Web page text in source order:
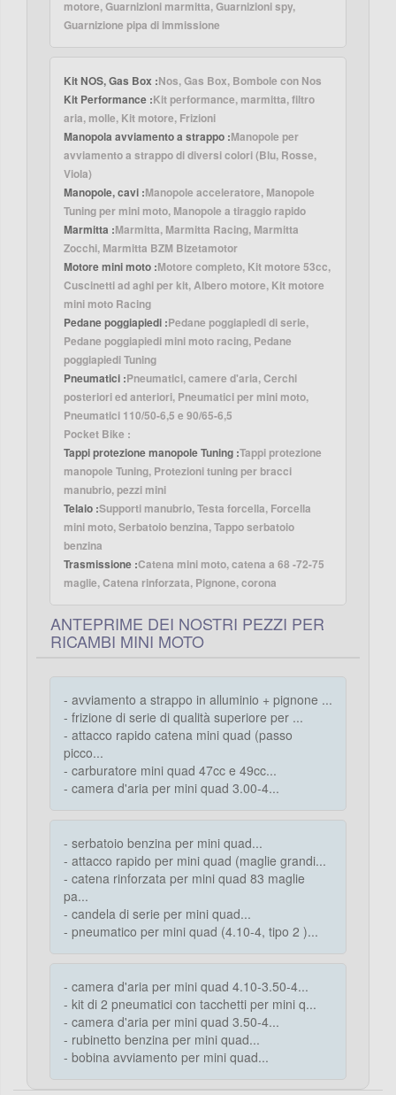
motore, Guarnizioni marmitta, Guarnizioni spy,
Guarnizione pipa di immissione
Kit NOS, Gas Box :Nos, Gas Box, Bombole con Nos
Kit Performance :Kit performance, marmitta, filtro
aria, molle, Kit motore, Frizioni
Manopola avviamento a strappo :Manopole per
avviamento a strappo di diversi colori (Blu, Rosse,
Viola)
Manopole, cavi :Manopole acceleratore, Manopole
Tuning per mini moto, Manopole a tiraggio rapido
Marmitta :Marmitta, Marmitta Racing, Marmitta
Zocchi, Marmitta BZM Bizetamotor
Motore mini moto :Motore completo, Kit motore 53cc,
Cuscinetti ad aghi per kit, Albero motore, Kit motore
mini moto Racing
Pedane poggiapiedi :Pedane poggiapiedi di serie,
Pedane poggiapiedi mini moto racing, Pedane
poggiapiedi Tuning
Pneumatici :Pneumatici, camere d'aria, Cerchi
posteriori ed anteriori, Pneumatici per mini moto,
Pneumatici 110/50-6,5 e 90/65-6,5
Pocket Bike :
Tappi protezione manopole Tuning :Tappi protezione
manopole Tuning, Protezioni tuning per bracci
manubrio, pezzi mini
Telaio :Supporti manubrio, Testa forcella, Forcella
mini moto, Serbatoio benzina, Tappo serbatoio
benzina
Trasmissione :Catena mini moto, catena a 68 -72-75
maglie, Catena rinforzata, Pignone, corona
ANTEPRIME DEI NOSTRI PEZZI PER
RICAMBI MINI MOTO
- avviamento a strappo in alluminio + pignone ...
- frizione di serie di qualità superiore per ...
- attacco rapido catena mini quad (passo
picco...
- carburatore mini quad 47cc e 49cc...
- camera d'aria per mini quad 3.00-4...
- serbatoio benzina per mini quad...
- attacco rapido per mini quad (maglie grandi...
- catena rinforzata per mini quad 83 maglie
pa...
- candela di serie per mini quad...
- pneumatico per mini quad (4.10-4, tipo 2 )...
- camera d'aria per mini quad 4.10-3.50-4...
- kit di 2 pneumatici con tacchetti per mini q...
- camera d'aria per mini quad 3.50-4...
- rubinetto benzina per mini quad...
- bobina avviamento per mini quad...